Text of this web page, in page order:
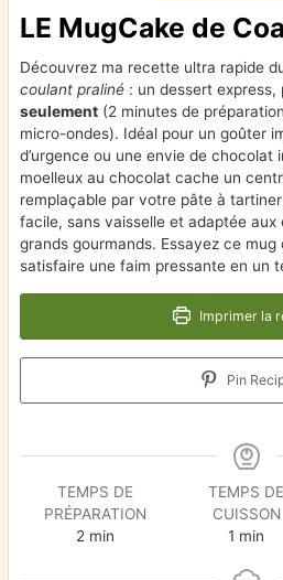
LE MugCake de
Découvrez ma recette ultra rapide
coulant praliné : un dessert
seulement (2 minutes de
micro-ondes). Idéal pour un goûter
d’urgence ou une envie de chocolat
moelleux au chocolat cache un
remplaçable par votre pâte à
facile, sans vaisselle et adaptée
grands gourmands. Essayez ce
satisfaire une faim pressante en un
Imprimer la
Pin
TEMPS DE
PRÉPARATION
2 min
TEMPS DE
CUISSON
1 min